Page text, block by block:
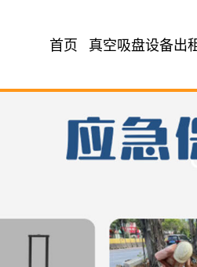
首页 真空吸盘设备出